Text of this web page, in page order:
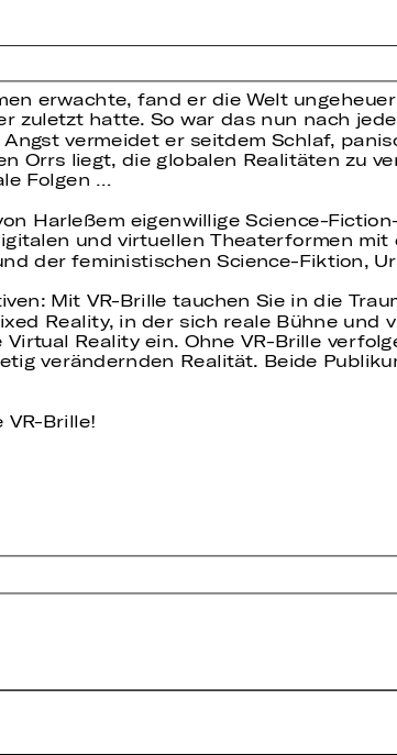
erwachte, fand er die Welt
zuletzt hatte. So war das nun nach
vermeidet er seitdem Schlaf,
Orrs liegt, die globalen Realitäten zu
Folgen …
Harleßem eigenwillige Science-
und virtuellen Theaterformen mit
der feministischen Science-Fiktion,
Mit VR-Brille tauchen Sie in die
Reality, in der sich reale Bühne und
Reality ein. Ohne VR-Brille
verändernden Realität. Beide
Brille!